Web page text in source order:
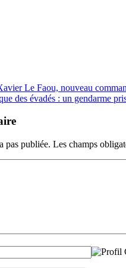
Le Faou, nouveau
des évadés : un gendarme
pas publiée. Les champs